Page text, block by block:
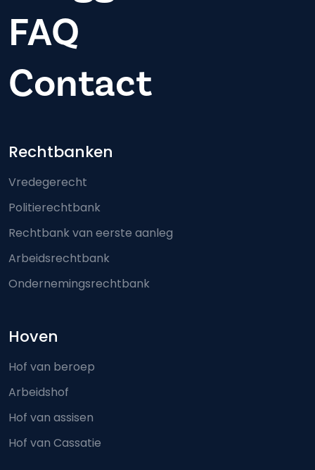
FAQ
Contact
Footer-menu
Rechtbanken
Vredegerecht
Politierechtbank
Rechtbank van eerste aanleg
Arbeidsrechtbank
Ondernemingsrechtbank
Hoven
Hof van beroep
Arbeidshof
Hof van assisen
Hof van Cassatie